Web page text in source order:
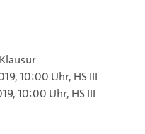
10:00 Uhr, HS III
10:00 Uhr, HS III